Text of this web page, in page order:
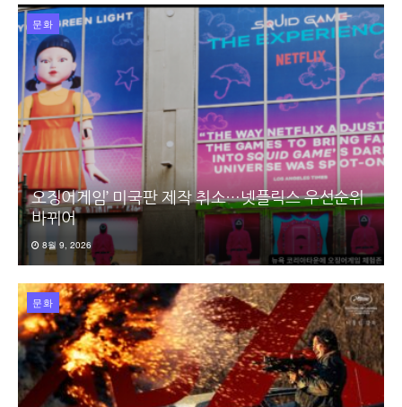
문화
오징어게임’ 미국판 제작 취소…넷플릭스 우선순위
바뀌어
8월 9, 2026
문화